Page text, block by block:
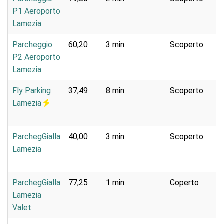
P1 Aeroporto
Lamezia
Parcheggio
P2 Aeroporto
Lamezia
60,20 3 min Scoperto
Fly Parking
Lamezia
37,49 8 min Scoperto
ParchegGialla
Lamezia
40,00 3 min Scoperto
ParchegGialla
Lamezia
Valet
77,25 1 min Coperto